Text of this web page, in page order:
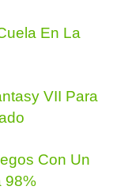
En La
VII Para
Con Un
98%